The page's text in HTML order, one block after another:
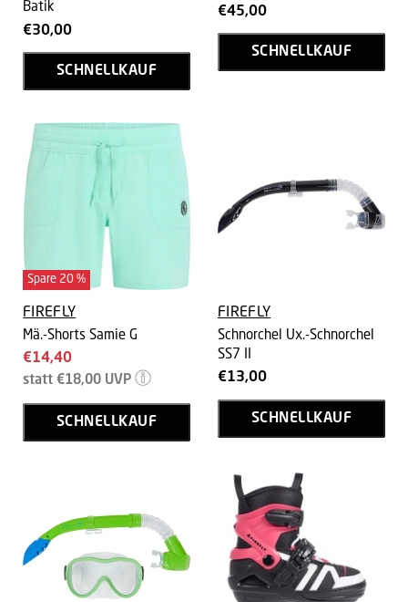
Batik
€30,00
SCHNELLKAUF
€45,00
SCHNELLKAUF
Spare 20 %
FIREFLY
Mä.-Shorts Samie G
Aktueller
Preis
€14,40
Ursprünglicher
statt €18,00 UVP
SCHNELLKAUF
FIREFLY
Schnorchel Ux.-Schnorchel
SS7 II
€13,00
SCHNELLKAUF